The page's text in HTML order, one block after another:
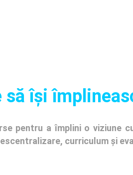
își
pentru a împlini o viziune
curriculum și